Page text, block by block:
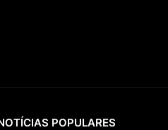
POPULARES